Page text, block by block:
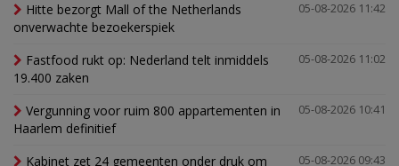
05-08-2026 11:42
Hitte bezorgt Mall of the Netherlands
onverwachte bezoekerspiek
05-08-2026 11:02
Fastfood rukt op: Nederland telt inmiddels
19.400 zaken
05-08-2026 10:41
Vergunning voor ruim 800 appartementen in
Haarlem definitief
05-08-2026 09:43
Kabinet zet 24 gemeenten onder druk om